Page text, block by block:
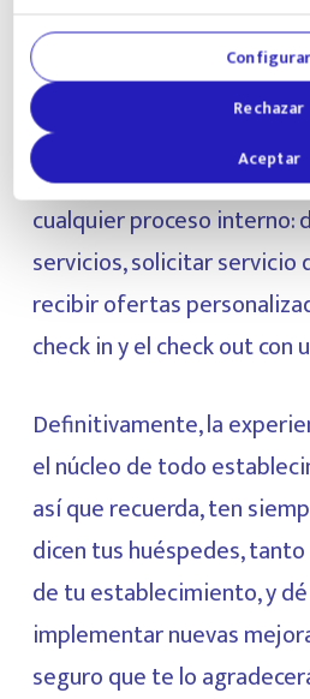
cuenta para mejorar la
huésped, potenciar las
aumentar los ingresos de
ofrecemos una web app
cualquier proceso interno:
servicios, solicitar servicio
recibir ofertas
check in y el check out con
Definitivamente, la
el núcleo de todo
así que recuerda, ten
dicen tus huéspedes,
de tu establecimiento, y
implementar nuevas
seguro que te lo
Configurar
Rechazar
Aceptar